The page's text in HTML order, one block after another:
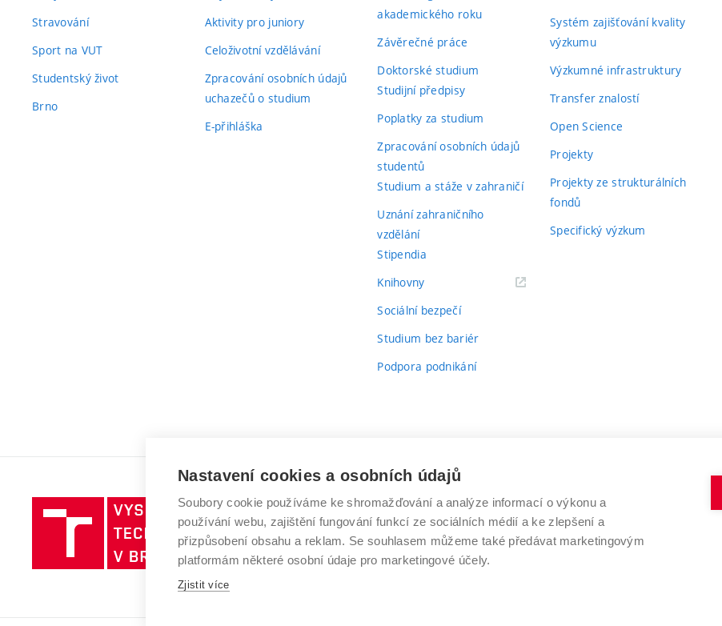
Stravování
Sport na VUT
Studentský život
Brno
Aktivity pro juniory
Celoživotní vzdělávání
Zpracování osobních údajů
uchazečů o studium
E-přihláška
akademického roku
Závěrečné práce
Doktorské studium
Studijní předpisy
Poplatky za studium
Zpracování osobních údajů
studentů
Studium a stáže v zahraničí
Uznání zahraničního
vzdělání
Stipendia
Knihovny(externí
Sociální bezpečí
Studium bez bariér
Podpora podnikání
Systém zajišťování kvality
výzkumu
Výzkumné infrastruktury
Transfer znalostí
Open Science
Projekty
Projekty ze strukturálních
fondů
Specifický výzkum
Vysoké
učení
technické
v
VYSOKÉ UČENÍ TECHNICKÉ V BRNĚ
Antonínská 548/1
602 00 Brno
www.vut.cz
Nastavení cookies a osobních údajů
Soubory cookie používáme ke shromažďování a analýze informací o výkonu a
používání webu, zajištění fungování funkcí ze sociálních médií a ke zlepšení a
přizpůsobení obsahu a reklam. Se souhlasem můžeme také předávat marketingovým
platformám některé osobní údaje pro marketingové účely.
Zjistit více